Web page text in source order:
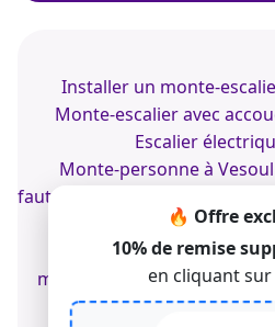
🔥 Offre
10% de remise
en cliquant sur
Installer un monte-
Monte-escalier avec
Escalier
Monte-personne à Vesoul
fauteuil élévateur à Toulon
motorisée monte-
Pro du monte-
maison
Avis sur le
Achat d'une chaise